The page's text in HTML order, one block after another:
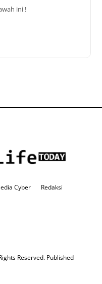
ini !
Cyber
Redaksi
Reserved. Published